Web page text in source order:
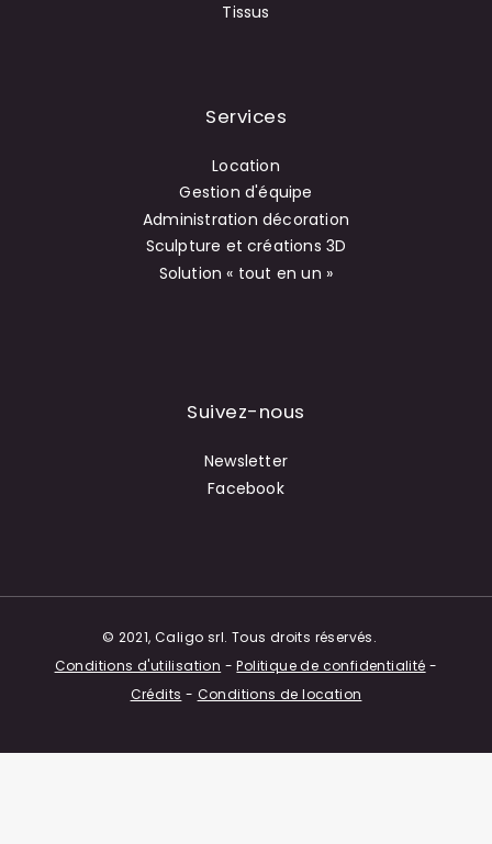
Tissus
Services
Location
Gestion d'équipe
Administration décoration
Sculpture et créations 3D
Solution « tout en un »
Suivez-nous
Newsletter
Facebook
© 2021, Caligo srl. Tous droits réservés.
Conditions d'utilisation -Politique de confidentialité -
Crédits - Conditions de location